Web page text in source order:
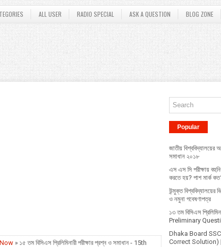
ALL USER RADIO SPECIAL ASK A QUESTION BLOG ZONE
Now » ১৫ তম বিসিএস প্রি‌লি‌মিনারী পরীক্ষার প্রশ্ন ও সমাধান - 15th
Popular
জাতীয় বিশ্ববিদ্যালয়ের
সমাধান ২০১৮
এস এস সি পরীক্ষায়
করতে হয়? পাশ মার্ক
উন্মুক্ত বিশ্ববিদ্যালয়ের
ও নমুনা গবেষণাপত্র
১৩ তম বিসিএস
Preliminary
Dhaka Board
Correct Solution) |